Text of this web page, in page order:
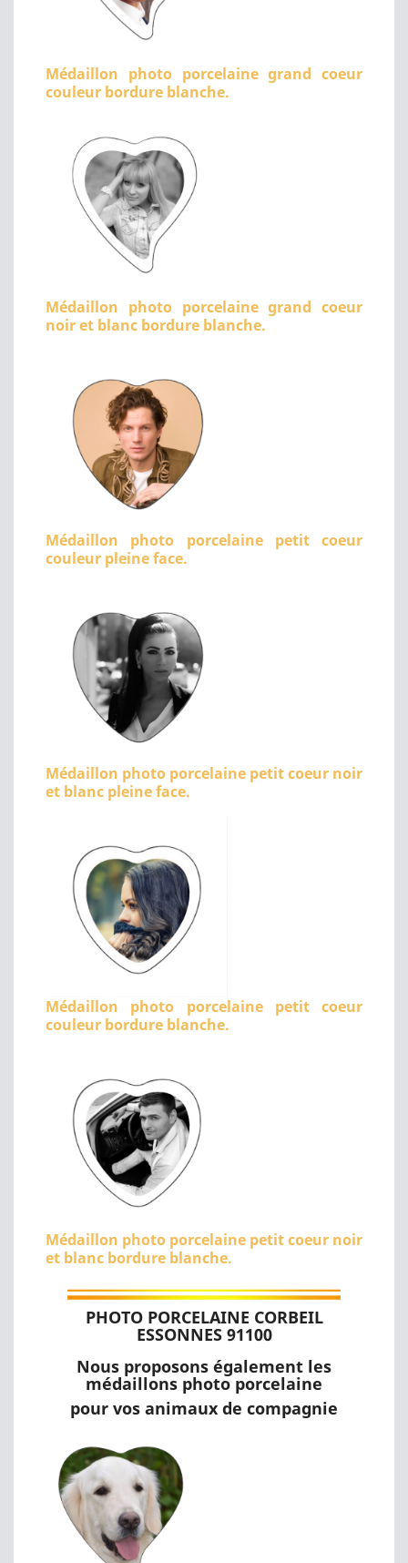
Médaillon photo porcelaine grand coeur
couleur bordure blanche.
Médaillon photo porcelaine grand coeur
noir et blanc bordure blanche.
Médaillon photo porcelaine petit coeur
couleur pleine face.
Médaillon photo porcelaine petit coeur noir
et blanc pleine face.
Médaillon photo porcelaine petit coeur
couleur bordure blanche.
Médaillon photo porcelaine petit coeur noir
et blanc bordure blanche.
PHOTO PORCELAINE CORBEIL
ESSONNES 91100
Nous proposons également les
médaillons photo porcelaine
pour vos animaux de compagnie